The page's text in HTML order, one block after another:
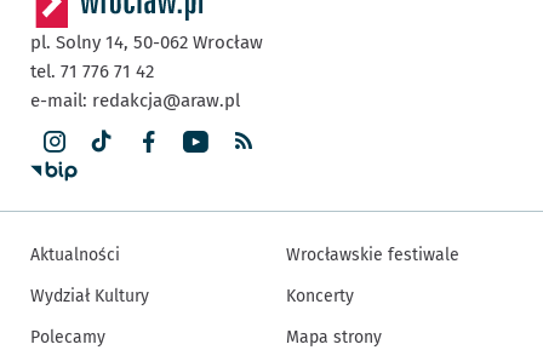
pl. Solny 14, 50-062 Wrocław
tel. 71 776 71 42
e-mail: redakcja@araw.pl
Aktualności
Wydział Kultury
Polecamy
Wrocławskie festiwale
Koncerty
Mapa strony